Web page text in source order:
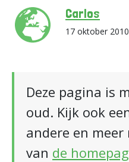
Carlos
17 oktober
Deze pagina is
oud. Kijk ook
andere en
van de